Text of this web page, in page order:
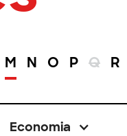
M N O P Q R
Economia